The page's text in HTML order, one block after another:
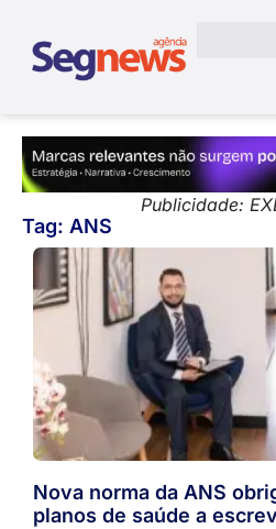
Publicidade:
Tag: ANS
Nova norma da ANS
planos de saúde a